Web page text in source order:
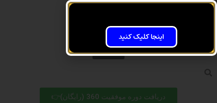
دریافت دوره موفقیت 360 (رایگان)👉
اینجا کلیک کنید